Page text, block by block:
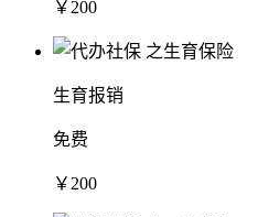
￥200
生育报销
免费
￥200